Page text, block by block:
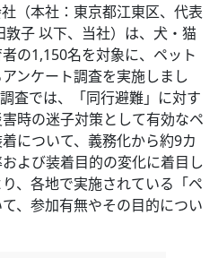
（本社：東京都江東区、代表
子 以下、当社）は、犬・猫
の1,150名を対象に、ペット
ンケート調査を実施しまし
査では、「同行避難」に対す
時の迷子対策として有効なペ
について、義務化から約9カ
よび装着目的の変化に着目し
、各地で実施されている「ペ
、参加有無やその目的につい